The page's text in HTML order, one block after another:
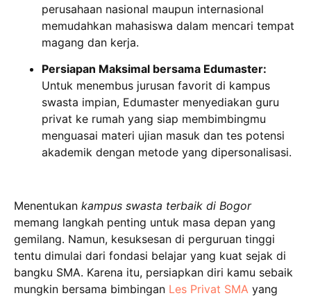
perusahaan nasional maupun internasional
memudahkan mahasiswa dalam mencari tempat
magang dan kerja.
Persiapan Maksimal bersama Edumaster:
Untuk menembus jurusan favorit di kampus
swasta impian, Edumaster menyediakan guru
privat ke rumah yang siap membimbingmu
menguasai materi ujian masuk dan tes potensi
akademik dengan metode yang dipersonalisasi.
Menentukan kampus swasta terbaik di Bogor
memang langkah penting untuk masa depan yang
gemilang. Namun, kesuksesan di perguruan tinggi
tentu dimulai dari fondasi belajar yang kuat sejak di
bangku SMA. Karena itu, persiapkan diri kamu sebaik
mungkin bersama bimbingan Les Privat SMA yang